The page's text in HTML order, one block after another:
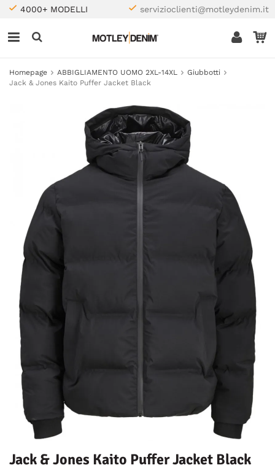
4000+ MODELLI servizioclienti@motleydenim.it
Homepage ABBIGLIAMENTO UOMO 2XL-14XL
Giubbotti
Jack & Jones Kaito Puffer Jacket Black
Jack & Jones Kaito Puffer Jacket Black